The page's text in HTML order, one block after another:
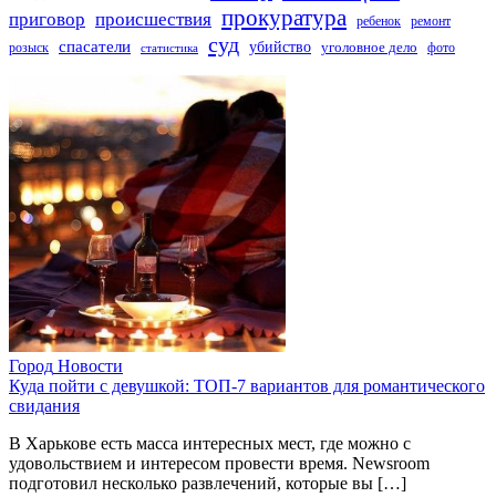
приговор происшествия прокуратура ребенок
ремонт
розыск
спасатели статистика суд убийство уголовное дело фото
Город Новости
Куда пойти с девушкой: ТОП-7 вариантов для романтического
свидания
В Харькове есть масса интересных мест, где можно с
удовольствием и интересом провести время. Newsroom
подготовил несколько развлечений, которые вы […]